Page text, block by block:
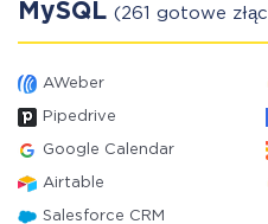
MySQL (261 gotowe
AWeber
Pipedrive
Google Calendar
Airtable
Salesforce CRM